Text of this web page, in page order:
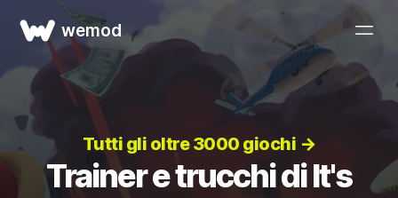
wemod
Tutti gli oltre 3000 giochi →
Trainer e trucchi di It's